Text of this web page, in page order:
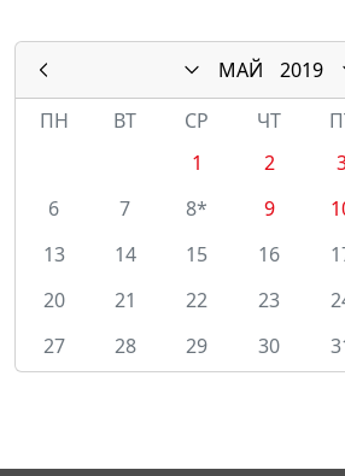
МАЙ
2019
ПН
ВТ СР ЧТ
1
2
6
7 8* 9
13
14 15 16
20
21 22 23
27
28 29 30